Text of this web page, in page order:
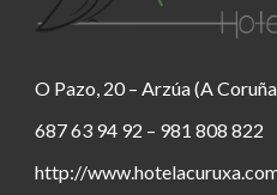
O Pazo, 20 – Arzúa (A
687 63 94 92 – 981 808 822
http://